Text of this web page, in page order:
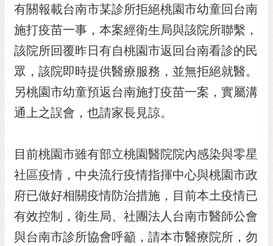
市政資訊
市民互動
黃
哲
光
花
泉
桐
花
祭
有關報載台南市某診所拒絕桃園市幼童回台南
施打疫苗一事，本案經衛生局與該院所聯繫，
該院所回覆昨日有自桃園市返回台南看診的民
眾，該院即時提供醫療服務，並無拒絕就醫。
另桃園市幼童預返台南施打疫苗一案，實屬溝
通上之誤會，也請家長見諒。
目前桃園市雖有部立桃園醫院院內感染與零星
社區疫情，中央流行疫情指揮中心與桃園市政
府已做好相關疫情防治措施，目前本土疫情已
有效控制，衛生局、社團法人台南市醫師公會
與台南市診所協會呼籲，請本市醫療院所，勿